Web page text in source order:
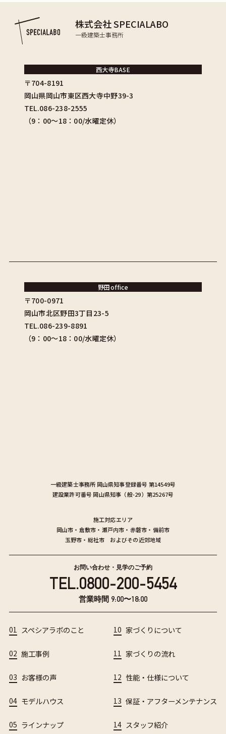
株式会社 SPECIALABO
一級建築士事務所
一級建築士事務所 岡山県知事登録番号 第14549号
建設業許可番号 岡山県知事（般-29）第25267号
施工対応エリア
岡山市 ・ 倉敷市 ・ 瀬戸内市 ・ 赤磐市 ・ 備前市
玉野市 ・ 総社市 およびその近郊地域
西大寺BASE
〒704-8191
岡山県岡山市東区西大寺中野39-3
TEL.086-238-2555
（9：00〜18：00/水曜定休）
野田office
〒700-0971
岡山市北区野田3丁目23-5
TEL.086-239-8891
（9：00〜18：00/水曜定休）
お問い合わせ・見学のご予約
TEL.0800-200-5454
営業時間 9:00〜18:00
01 スペシアラボのこと
02 施工事例
03 お客様の声
04 モデルハウス
05 ラインナップ
10 家づくりについて
11 家づくりの流れ
12 性能・仕様について
13 保証・アフターメンテナンス
14 スタッフ紹介